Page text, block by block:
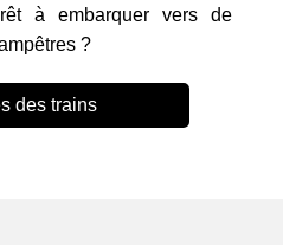
à embarquer vers de
?
des trains